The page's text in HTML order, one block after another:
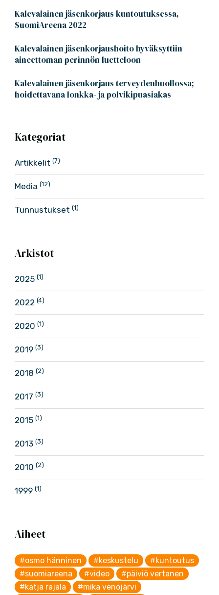
Kalevalainen jäsenkorjaus kuntoutuksessa,
SuomiAreena 2022
Kalevalainen jäsenkorjaushoito hyväksyttiin
aineettoman perinnön luetteloon
Kalevalainen jäsenkorjaus terveydenhuollossa;
hoidettavana lonkka- ja polvikipuasiakas
Kategoriat
Artikkelit (7)
Media (12)
Tunnustukset (1)
Arkistot
2025 (1)
2022 (4)
2020 (1)
2019 (3)
2018 (2)
2017 (3)
2015 (1)
2013 (3)
2010 (2)
1999 (1)
Aiheet
#osmo hänninen #keskustelu
#kuntoutus
#suomiareena
#video
#päiviö vertanen
#katja rajala
#mika venojärvi